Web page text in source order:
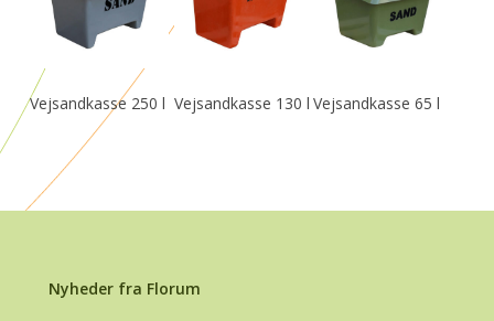
Læs Mere
Vejsandkasse 250 l Vejsandkasse 130 l Vejsandkasse 65 l
Nyheder fra Florum